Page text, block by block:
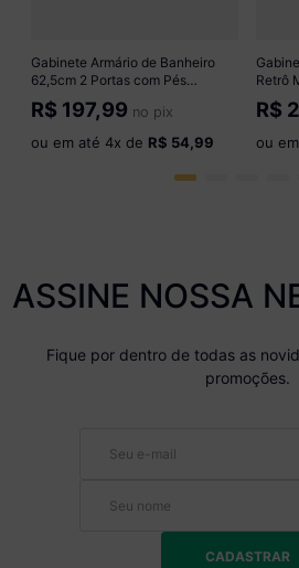
Gabinete Armário de Banheiro
62,5cm 2 Portas com Pés
Multimóveis MP5046 Branco
R$ 197,99 no pix
ou em até 4x de R$ 54,99
Retrô
Preto
R$
ou
ASSINE NOSSA
Fique por dentro de todas as
promoções.
CADASTRAR